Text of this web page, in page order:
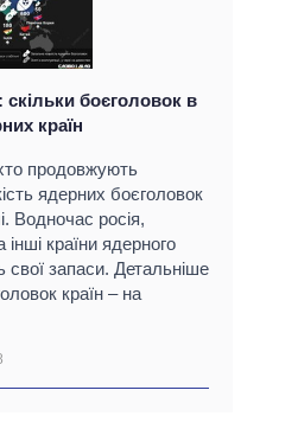
боєголовок в
країн
продовжують
ядерних боєголовок
Водночас росія,
інші країни ядерного
свої запаси. Детальніше
країн – на